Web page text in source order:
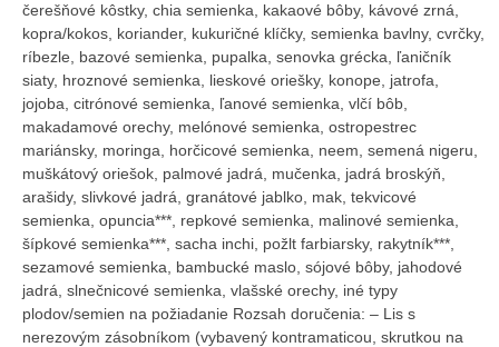
čerešňové kôstky, chia semienka, kakaové bôby, kávové zrná,
kopra/kokos, koriander, kukuričné klíčky, semienka bavlny, cvrčky,
ríbezle, bazové semienka, pupalka, senovka grécka, ľaničník
siaty, hroznové semienka, lieskové oriešky, konope, jatrofa,
jojoba, citrónové semienka, ľanové semienka, vlčí bôb,
makadamové orechy, melónové semienka, ostropestrec
mariánsky, moringa, horčicové semienka, neem, semená nigeru,
muškátový oriešok, palmové jadrá, mučenka, jadrá broskýň,
arašidy, slivkové jadrá, granátové jablko, mak, tekvicové
semienka, opuncia***, repkové semienka, malinové semienka,
šípkové semienka***, sacha inchi, požlt farbiarsky, rakytník***,
sezamové semienka, bambucké maslo, sójové bôby, jahodové
jadrá, slnečnicové semienka, vlašské orechy, iné typy
plodov/semien na požiadanie Rozsah doručenia: – Lis s
nerezovým zásobníkom (vybavený kontramaticou, skrutkou na